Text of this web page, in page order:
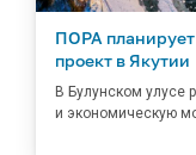
ПОРА планирует
проект в Якутии
В Булунском улусе
и экономическую